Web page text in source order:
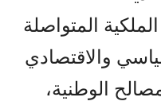
المتواصلة
والاقتصادي
الوطنية،